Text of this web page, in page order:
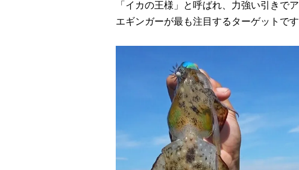
「イカの王様」と呼ばれ、力強い引きで
エギンガーが最も注目するターゲットです